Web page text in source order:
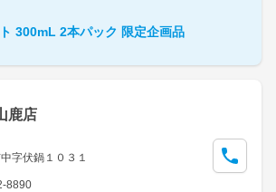
300mL 2本パック 限定企画品
鹿店
字伏鍋１０３１
8890